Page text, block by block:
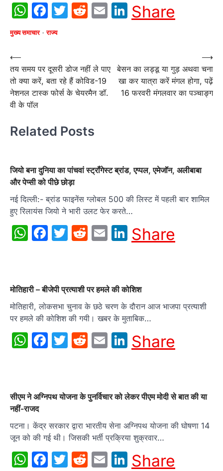
WhatsApp
Facebook
Twitter
Reddit
EmailLinkedIn
Share
मुख्य समाचार राज्य
Post
navigation
⟵
तय समय पर दूसरी डोज नहीं ले पाए
तो क्या करें, बता रहे हैं कोविड-19
नेशनल टास्क फोर्स के चेयरमैन डॉ.
वी के पॉल
बेसन का लड्डू या गुड़ अथवा चना
खा कर यात्रा करें मंगल होगा, पढ़ें
16 फरवरी मंगलवार का पञ्चाङ्ग
⟶
Related Posts
जियो बना दुनिया का पांचवां स्ट्रॉंगेस्ट ब्रांड, एप्पल, एमेजॉन, अलीबाबा
और पेप्सी को पीछे छोड़ा
नई दिल्ली:- ब्रांड फाइनेंस ग्लोबल 500 की लिस्ट में पहली बार शामिल
हुए रिलायंस जियो ने भारी उलट फेर करते…
WhatsApp
Facebook
Twitter
Reddit
EmailLinkedIn
Share
मोतिहारी – बीजेपी प्रत्याशी पर हमले की कोशिश
मोतिहारी, लोकसभा चुनाव के छठे चरण के दौरान आज भाजपा प्रत्याशी
पर हमले की कोशिश की गयी। खबर के मुताबिक…
WhatsApp
Facebook
Twitter
Reddit
EmailLinkedIn
Share
सीएम ने अग्निपथ योजना के पुनर्विचार को लेकर पीएम मोदी से बात की या
नहीं-राजद
पटना। केंद्र सरकार द्वारा भारतीय सेना अग्निपथ योजना की घोषणा 14
जून को की गई थी। जिसकी भर्ती प्रक्रिया शुक्रवार…
WhatsApp
Facebook
Twitter
Reddit
EmailLinkedIn
Share